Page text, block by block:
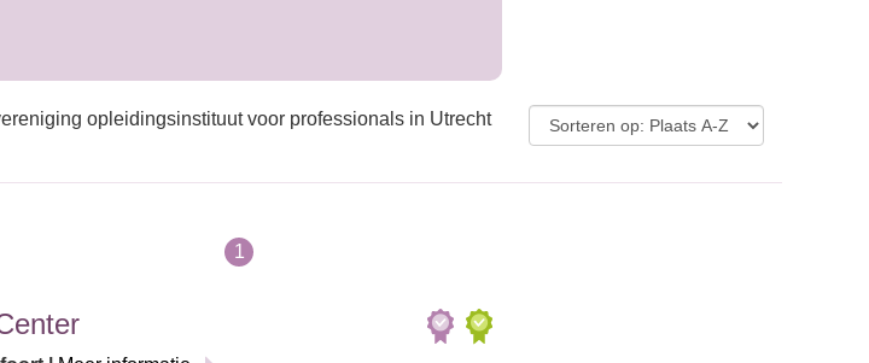
opleidingsinstituut voor professionals in Utrecht
1